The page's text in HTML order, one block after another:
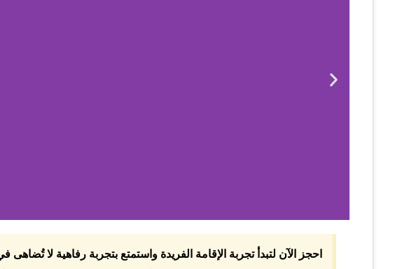
احجز الآن لتبدأ تجربة الإقامة الفريدة واستمتع بتجربة رفاهية لا